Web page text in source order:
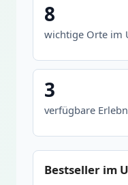
8
wichtige Orte im
3
verfügbare
Bestseller im